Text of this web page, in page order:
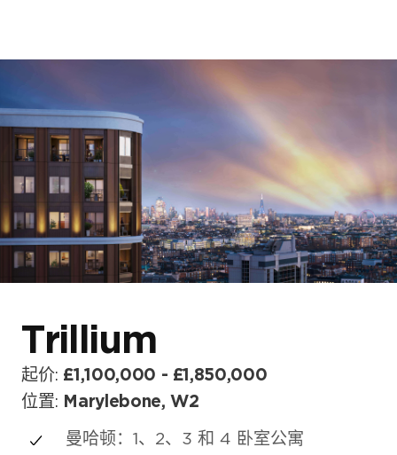
首页
关于我们
我们的项目
博客与新闻
Trillium
起价: £1,100,000 - £1,850,000
位置: Marylebone, W2
曼哈顿：1、2、3 和 4 卧室公寓